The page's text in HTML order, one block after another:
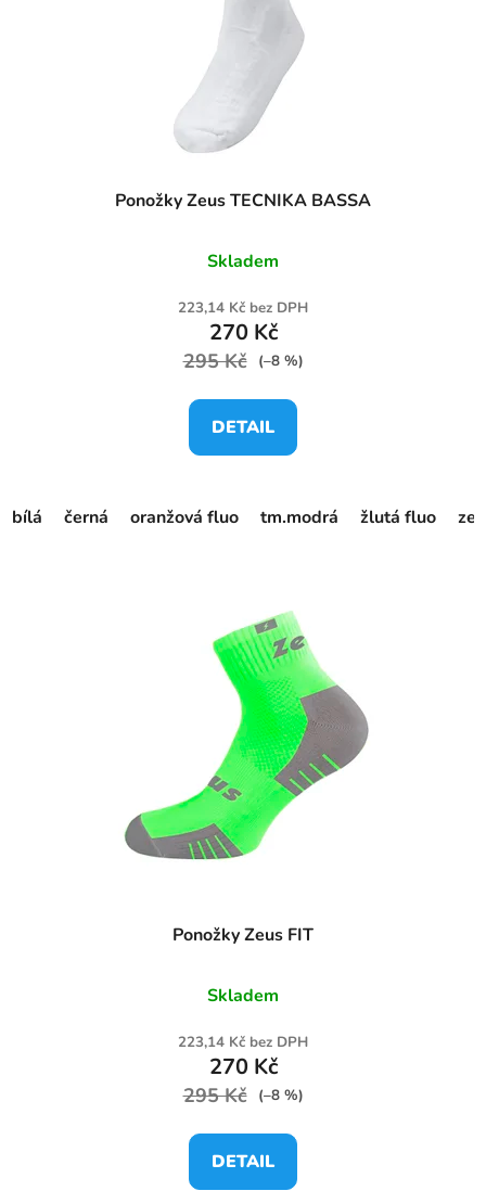
Ponožky Zeus TECNIKA BASSA
Skladem
223,14 Kč bez DPH
270 Kč
295 Kč (–8 %)
DETAIL
bílá černá oranžová fluo tm.modrá žlutá fluo
Ponožky Zeus FIT
Skladem
223,14 Kč bez DPH
270 Kč
295 Kč (–8 %)
DETAIL